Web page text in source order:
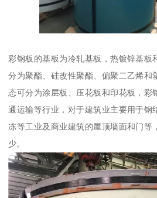
彩钢板的基板为冷轧基板，热镀锌基板
分为聚酯、硅改性聚酯、偏聚二乙烯和
态可分为涂层板、压花板和印花板，彩
通运输等行业，对于建筑业主要用于钢
冻等工业及商业建筑的屋顶墙面和门等
少。